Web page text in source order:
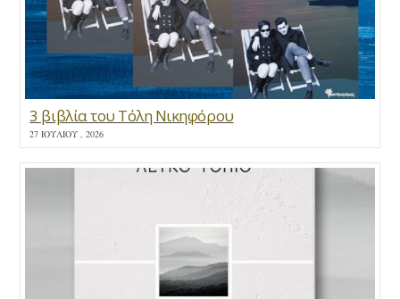
3 βιβλία του Τόλη Νικηφόρου
27 ΙΟΥΛΊΟΥ , 2026